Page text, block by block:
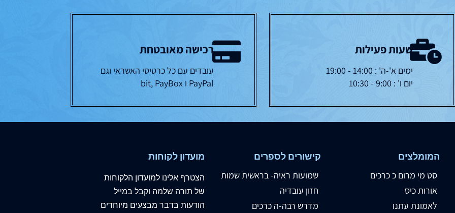
שעות פעילות
ימים א'-ה' : 14:00 - 19:00
יום ו' : 9:00 - 10:30
רכישה מאובטחת
עובדים עם כל כרטיסי האשראי וגם
PayPal ו bit, PayBox
המומלצים
סט מי מרום כ כרכים
אורות כיס
לאמונת עתנו
קישורים לספרים
שמועות ראיה- בראשית שמות
חזון עובדיה
מדרש רבה-ה כרכים
מועדון לקוחות
הצטרף אלינו למועדון הלקוחות
של תורה שלמה וקבל במייל
הודעות בדבר מבצעים מיוחדים